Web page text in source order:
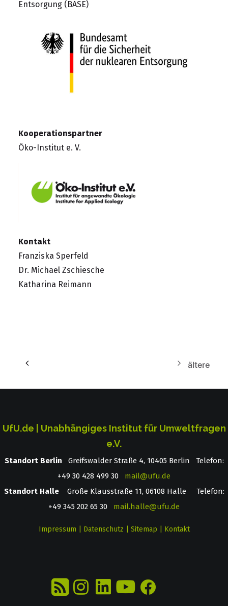
Entsorgung (BASE)
Kooperationspartner
Öko-Institut e. V.
Kontakt
Franziska Sperfeld
Dr. Michael Zschiesche
Katharina Reimann
ältere
UfU.de | Unabhängiges Institut für Umweltfragen
e.V.
Standort Berlin ­ Greifswalder Straße 4, 10405 Berlin Telefon:
+49 30 428 499 30 mail@ufu.de
Standort HalleGroße Klausstraße 11, 06108 Halle Telefon:
+49 345 202 65 30 mail.halle@ufu.de
Impressum Datenschutz Sitemap Kontakt